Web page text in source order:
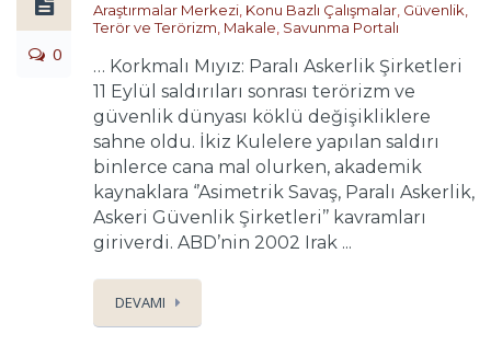
0
Araştırmalar Merkezi Konu Bazlı Çalışmalar Güvenlik,
Terör ve Terörizm Makale Savunma Portalı
… Korkmalı Mıyız: Paralı Askerlik Şirketleri
11 Eylül saldırıları sonrası terörizm ve
güvenlik dünyası köklü değişikliklere
sahne oldu. İkiz Kulelere yapılan saldırı
binlerce cana mal olurken, akademik
kaynaklara ‘’Asimetrik Savaş, Paralı Askerlik,
Askeri Güvenlik Şirketleri’’ kavramları
giriverdi. ABD’nin 2002 Irak ...
DEVAMI